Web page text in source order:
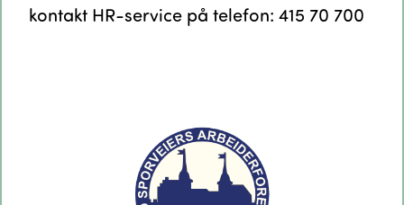
kontakt HR-service på telefon: 415 70 700